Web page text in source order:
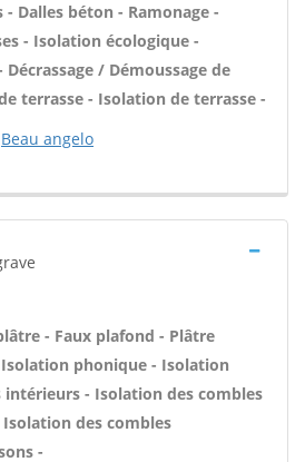
Dalles béton - Ramonage -
- Isolation écologique -
/ Démoussage de
terrasse - Isolation de terrasse -
Beau angelo
- Faux plafond - Plâtre
phonique - Isolation
- Isolation des combles
des combles
-